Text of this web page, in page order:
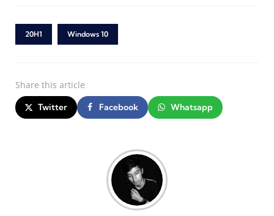
20H1 Windows 10
Share this article
Twitter Facebook Whatsapp